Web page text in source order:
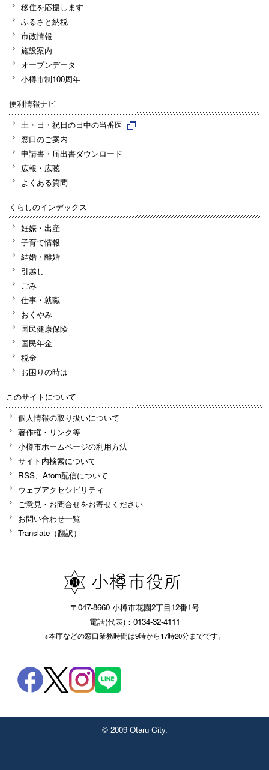
移住を応援します
ふるさと納税
市政情報
施設案内
オープンデータ
小樽市制100周年
便利情報ナビ
土・日・祝日の日中の当番医
窓口のご案内
申請書・届出書ダウンロード
広報・広聴
よくある質問
くらしのインデックス
妊娠・出産
子育て情報
結婚・離婚
引越し
ごみ
仕事・就職
おくやみ
国民健康保険
国民年金
税金
お困りの時は
このサイトについて
個人情報の取り扱いについて
著作権・リンク等
小樽市ホームページの利用方法
サイト内検索について
RSS、Atom配信について
ウェブアクセシビリティ
ご意見・お問合せをお寄せください
お問い合わせ一覧
Translate（翻訳）
〒047-8660 小樽市花園2丁目12番1号
電話(代表)：0134-32-4111
※本庁などの窓口業務時間は9時から17時20分までです。
© 2009 Otaru City.